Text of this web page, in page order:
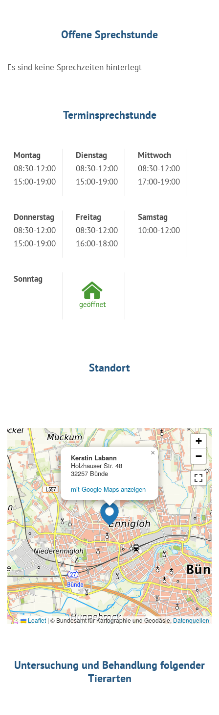
Offene Sprechstunde
Es sind keine Sprechzeiten hinterlegt
Terminsprechstunde
Montag
08:30-12:00
15:00-19:00
Dienstag
08:30-12:00
15:00-19:00
Mittwoch
08:30-12:00
17:00-19:00
Donnerstag
08:30-12:00
15:00-19:00
Freitag
08:30-12:00
16:00-18:00
Samstag
10:00-12:00
Sonntag
Standort
Kerstin Labann
Holzhauser Str. 48
32257 Bünde
mit Google Maps anzeigen
×
+
−
Leaflet | © Bundesamt für Kartographie und Geodäsie, Datenquellen
Untersuchung und Behandlung folgender
Tierarten